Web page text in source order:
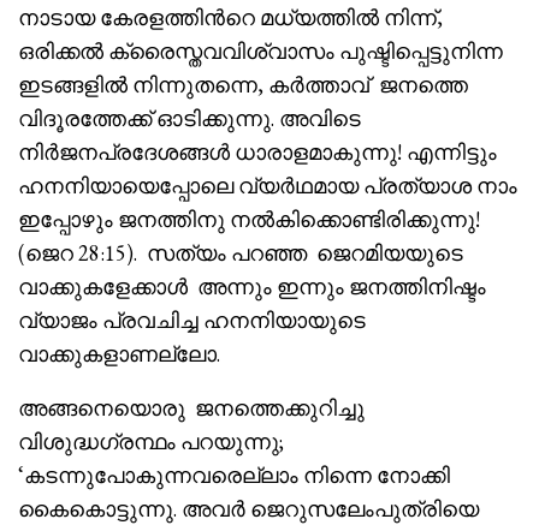
നാടായ കേരളത്തിൻറെ മധ്യത്തിൽ നിന്ന്,
ഒരിക്കൽ ക്രൈസ്തവവിശ്വാസം പുഷ്ടിപ്പെട്ടുനിന്ന
ഇടങ്ങളിൽ നിന്നുതന്നെ, കർത്താവ് ജനത്തെ
വിദൂരത്തേക്ക് ഓടിക്കുന്നു. അവിടെ
നിർജനപ്രദേശങ്ങൾ ധാരാളമാകുന്നു! എന്നിട്ടും
ഹനനിയായെപ്പോലെ വ്യർഥമായ പ്രത്യാശ നാം
ഇപ്പോഴും ജനത്തിനു നൽകിക്കൊണ്ടിരിക്കുന്നു!
(ജെറ 28:15). സത്യം പറഞ്ഞ ജെറമിയയുടെ
വാക്കുകളേക്കാൾ അന്നും ഇന്നും ജനത്തിനിഷ്ടം
വ്യാജം പ്രവചിച്ച ഹനനിയായുടെ
വാക്കുകളാണല്ലോ.
അങ്ങനെയൊരു ജനത്തെക്കുറിച്ചു
വിശുദ്ധഗ്രന്ഥം പറയുന്നു;
‘കടന്നുപോകുന്നവരെല്ലാം നിന്നെ നോക്കി
കൈകൊട്ടുന്നു. അവർ ജെറുസലേംപുത്രിയെ